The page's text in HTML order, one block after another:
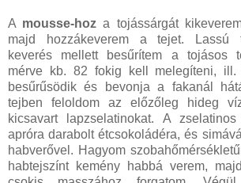
A mousse-hoz a tojássárgát
majd hozzákeverem a tejet. Lassú
keverés mellett besűrítem a tojásos
mérve kb. 82 fokig kell melegíteni, ill.
besűrűsödik és bevonja a fakanál
tejben feloldom az előzőleg hideg
kicsavart lapzselatinokat. A
apróra darabolt étcsokoládéra, és
habverővel. Hagyom
habtejszínt kemény habbá verem,